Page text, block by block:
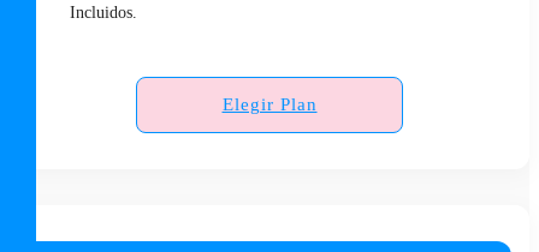
Incluidos.
Elegir Plan